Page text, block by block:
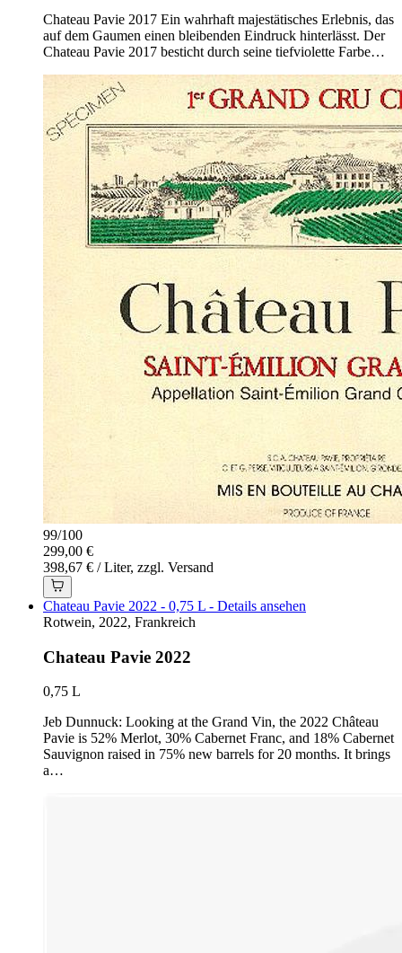
Chateau Pavie 2017 Ein wahrhaft majestätisches Erlebnis, das
auf dem Gaumen einen bleibenden Eindruck hinterlässt. Der
Chateau Pavie 2017 besticht durch seine tiefviolette Farbe…
99/100
299,00 €
398,67 € / Liter, zzgl. Versand
Chateau Pavie 2022 - 0,75 L - Details ansehen
Rotwein, 2022, Frankreich
Chateau Pavie 2022
0,75 L
Jeb Dunnuck: Looking at the Grand Vin, the 2022 Château
Pavie is 52% Merlot, 30% Cabernet Franc, and 18% Cabernet
Sauvignon raised in 75% new barrels for 20 months. It brings
a…